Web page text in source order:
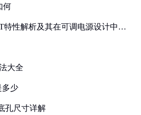
何
特性解析及其在可调电源设计中的
大全
多少
孔尺寸详解